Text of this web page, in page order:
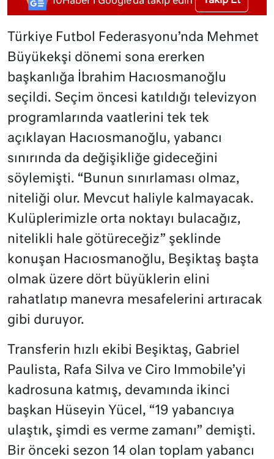
Türkiye Futbol Federasyonu’nda Mehmet
Büyükekşi dönemi sona ererken
başkanlığa İbrahim Hacıosmanoğlu
seçildi. Seçim öncesi katıldığı televizyon
programlarında vaatlerini tek tek
açıklayan Hacıosmanoğlu, yabancı
sınırında da değişikliğe gideceğini
söylemişti. “Bunun sınırlaması olmaz,
niteliği olur. Mevcut haliyle kalmayacak.
Kulüplerimizle orta noktayı bulacağız,
nitelikli hale götüreceğiz” şeklinde
konuşan Hacıosmanoğlu, Beşiktaş başta
olmak üzere dört büyüklerin elini
rahatlatıp manevra mesafelerini artıracak
gibi duruyor.
Transferin hızlı ekibi Beşiktaş, Gabriel
Paulista, Rafa Silva ve Ciro Immobile’yi
kadrosuna katmış, devamında ikinci
başkan Hüseyin Yücel, “19 yabancıya
ulaştık, şimdi es verme zamanı” demişti.
Bir önceki sezon 14 olan toplam yabancı